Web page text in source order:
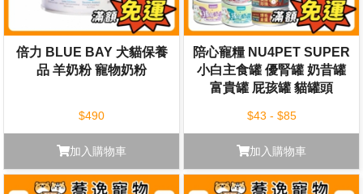
倍力 BLUE BAY 犬貓保養
品 羊奶粉 寵物奶粉
$490
加入購物車
陪心寵糧 NU4PET SUPER
小白主食罐 優腎罐 奶昔罐
富貴罐 屁孩罐 貓罐頭
$43 - $85
加入購物車